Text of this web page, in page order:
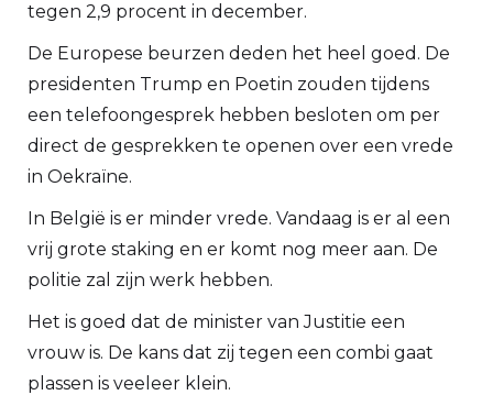
tegen 2,9 procent in december.
De Europese beurzen deden het heel goed. De
presidenten Trump en Poetin zouden tijdens
een telefoongesprek hebben besloten om per
direct de gesprekken te openen over een vrede
in Oekraïne.
In België is er minder vrede. Vandaag is er al een
vrij grote staking en er komt nog meer aan. De
politie zal zijn werk hebben.
Het is goed dat de minister van Justitie een
vrouw is. De kans dat zij tegen een combi gaat
plassen is veeleer klein.